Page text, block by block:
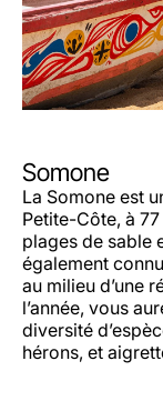
Somone
La Somone est
Petite-Côte, à
plages de sable
également
au milieu d’une
l’année, vous
diversité
hérons, et